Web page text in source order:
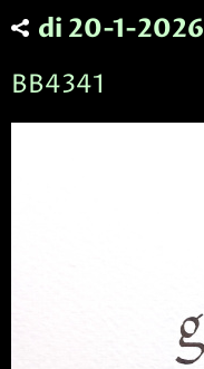
di 20-1-2026
BB4341